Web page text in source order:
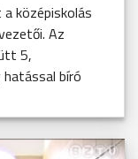
középiskolás
Az
5,
bíró